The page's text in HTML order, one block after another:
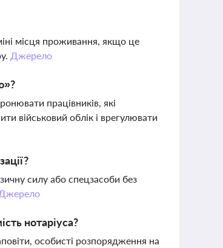
місця проживання, якщо це
Джерело
працівників, які
військовий облік і врегулювати
силу або спецзасоби без
нотаріуса?
особисті розпорядження на